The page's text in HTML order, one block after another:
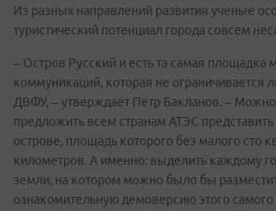
Из разных направлений развития ученые
туристический потенциал города совсем
– Остров Русский и есть та самая площадка
коммуникаций, которая не ограничивается
ДВФУ, – утверждает Петр Бакланов. –
предложить всем странам АТЭС представить
острове, площадь которого без малого сто
километров. А именно: выделить каждому
земли, на котором можно было бы
ознакомительную демоверсию этого самого